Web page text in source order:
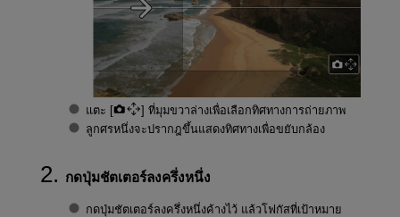
แตะ [
] ที่มุมขวาล่างเพื่อเลือกทิศทางการถ่ายภาพ
ลูกศรหนึ่งจะปรากฎขึ้นแสดงทิศทางเพื่อขยับกล้อง
กดปุ่มชัตเตอร์ลงครึ่งหนึ่ง
กดปุ่มชัตเตอร์ลงครึ่งหนึ่งค้างไว้ แล้วโฟกัสที่เป้าหมาย